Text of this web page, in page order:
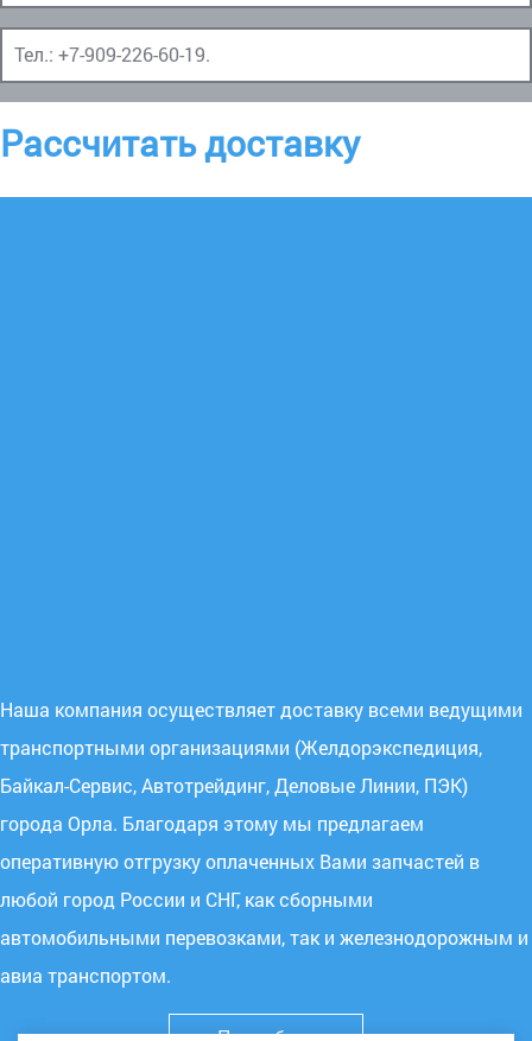
Тел.: +7-909-226-60-19.
Рассчитать доставку
Наша компания осуществляет доставку всеми ведущими
транспортными организациями (Желдорэкспедиция,
Байкал-Сервис, Автотрейдинг, Деловые Линии, ПЭК)
города Орла. Благодаря этому мы предлагаем
оперативную отгрузку оплаченных Вами запчастей в
любой город России и СНГ, как сборными
автомобильными перевозками, так и железнодорожным и
авиа транспортом.